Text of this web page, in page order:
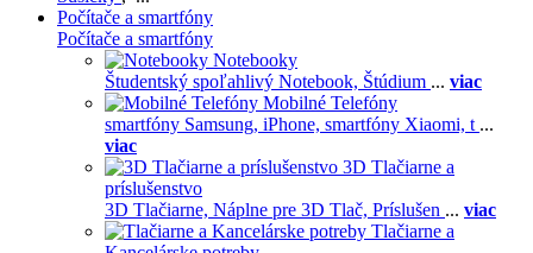
Počítače a smartfóny
Počítače a smartfóny
Notebooky
Študentský spoľahlivý Notebook, Štúdium ... viac
Mobilné Telefóny
smartfóny Samsung, iPhone, smartfóny Xiaomi, t ...
viac
3D Tlačiarne a
príslušenstvo
3D Tlačiarne, Náplne pre 3D Tlač, Príslušen ... viac
Tlačiarne a